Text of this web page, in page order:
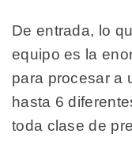
De entrada, lo
equipo es la
para procesar a
hasta 6
toda clase de